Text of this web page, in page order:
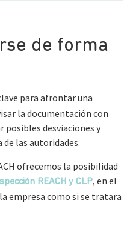
de forma
para afrontar una
la documentación con
desviaciones y
las autoridades.
ofrecemos la posibilidad
REACH y CLP, en el
empresa como si se tratara